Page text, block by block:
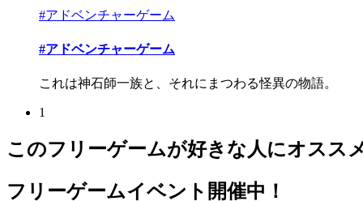
#アドベンチャーゲーム
#アドベンチャーゲーム
これは神石師一族と、それにまつわる怪異の物語。
1
このフリーゲームが好きな人にオスス
フリーゲームイベント開催中！